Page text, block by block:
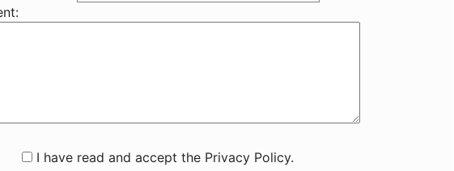
I have read and accept the Privacy Policy.